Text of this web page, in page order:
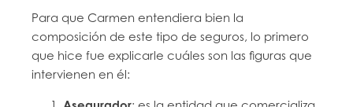
Para que Carmen entendiera bien la
composición de este tipo de seguros, lo primero
que hice fue explicarle cuáles son las figuras que
intervienen en él: